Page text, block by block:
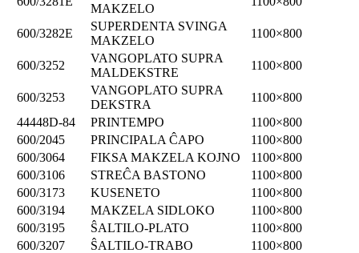
MAKZELO
600/3282E
SUPERDENTA SVINGA
MAKZELO
1100×800
600/3252
VANGOPLATO SUPRA
MALDEKSTRE
1100×800
600/3253
VANGOPLATO SUPRA
DEKSTRA
1100×800
44448D-84
PRINTEMPO
1100×800
600/2045
PRINCIPALA ĈAPO
1100×800
600/3064
FIKSA MAKZELA KOJNO
1100×800
600/3106
STREĈA BASTONO
1100×800
600/3173
KUSENETO
1100×800
600/3194
MAKZELA SIDLOKO
1100×800
600/3195
ŜALTILO-PLATO
1100×800
600/3207
ŜALTILO-TRABO
1100×800